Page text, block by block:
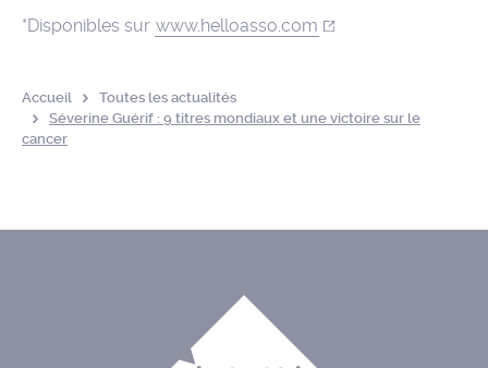
*Disponibles sur www.helloasso.com
Accueil
Toutes les actualités
Séverine Guérif : 9 titres mondiaux et une victoire sur le
cancer